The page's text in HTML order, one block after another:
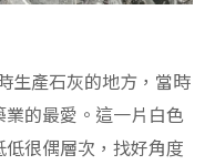
生產石灰的地方，當時
的最愛。這一片白色
很偶層次，找好角度